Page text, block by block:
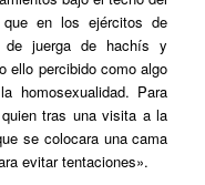
en los ejércitos de
de juerga de hachís y
ello percibido como algo
homosexualidad. Para
tras una visita a la
se colocara una cama
evitar tentaciones».